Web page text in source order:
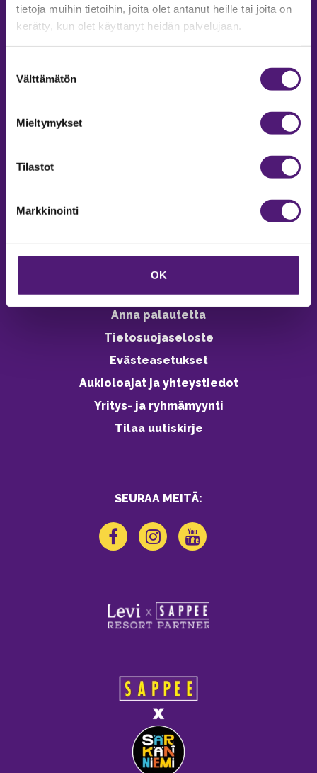
tietoja muihin tietoihin, joita olet antanut heille tai joita on
kerätty, kun olet käyttänyt heidän palvelujaan.
valinta
Välttämätön
Mieltymykset
Tilastot
Markkinointi
OK
MAJOITUS
Tiedustelut & Varaukset
Vastuullisuus
Ympäristöohjelma
Avoimet työpaikat
Anna palautetta
Tietosuojaseloste
Evästeasetukset
Aukioloajat ja yhteystiedot
Yritys- ja ryhmämyynti
Tilaa uutiskirje
SEURAA MEITÄ: